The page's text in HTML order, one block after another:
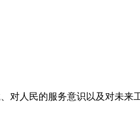
对人民的服务意识以及对未来